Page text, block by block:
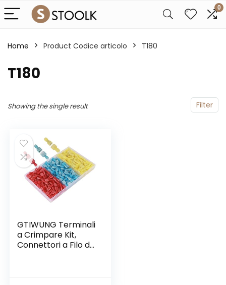
0
Home Product Codice articolo ‎T180
‎T180
Filter
Showing the single result
GTIWUNG Terminali
a Crimpare Kit,
Connettori a Filo da